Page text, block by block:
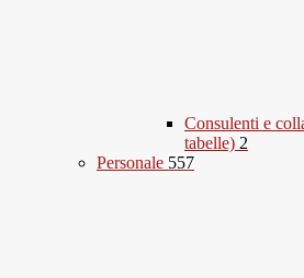
Consulenti e
tabelle) 2
Personale 557